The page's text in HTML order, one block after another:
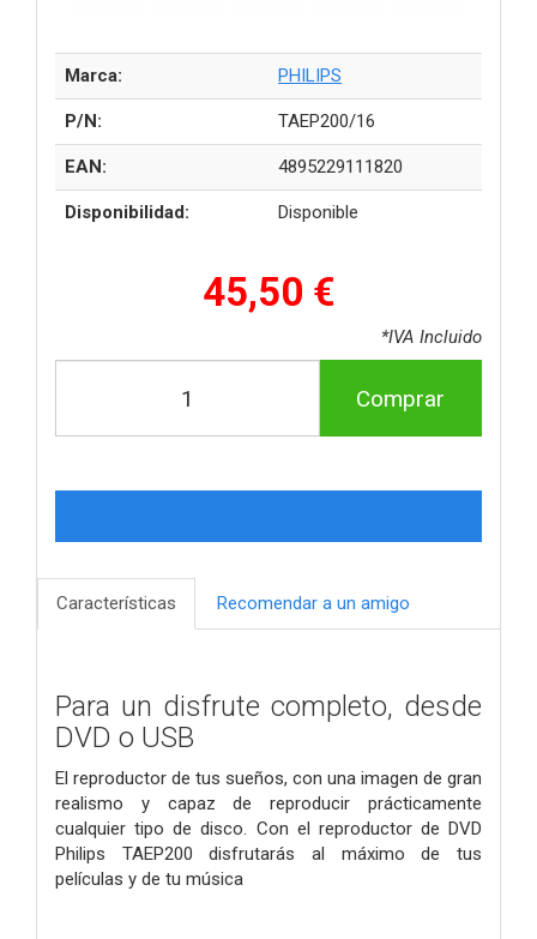
Marca: PHILIPS
P/N: TAEP200/16
EAN: 4895229111820
Disponibilidad: Disponible
45,50 €
*IVA Incluido
Comprar
Características Recomendar a un amigo
Para un disfrute completo, desde
DVD o USB
El reproductor de tus sueños, con una imagen de gran
realismo y capaz de reproducir prácticamente
cualquier tipo de disco. Con el reproductor de DVD
Philips TAEP200 disfrutarás al máximo de tus
películas y de tu música